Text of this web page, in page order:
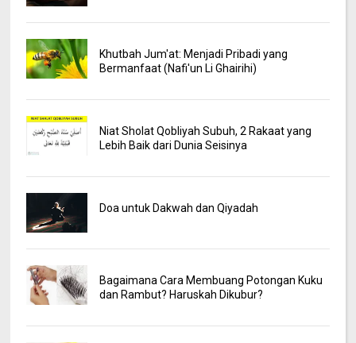
Khutbah Jum'at: Menjadi Pribadi yang
Bermanfaat (Nafi'un Li Ghairihi)
Niat Sholat Qobliyah Subuh, 2 Rakaat yang
Lebih Baik dari Dunia Seisinya
Doa untuk Dakwah dan Qiyadah
Bagaimana Cara Membuang Potongan Kuku
dan Rambut? Haruskah Dikubur?